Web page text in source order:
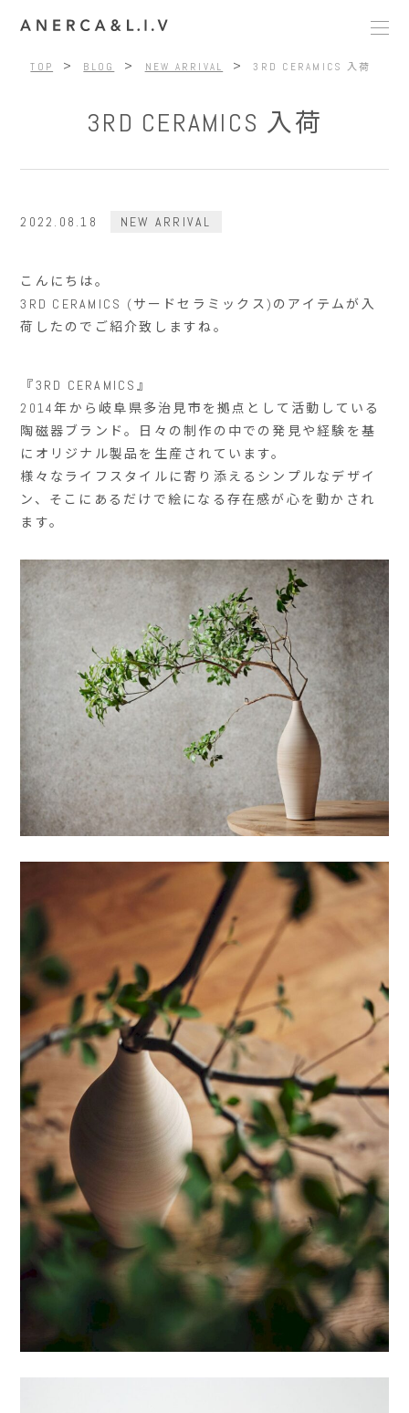
TOP > BLOG > NEW ARRIVAL > 3RD CERAMICS 入荷
3RD CERAMICS 入荷
2022.08.18 NEW ARRIVAL
こんにちは。
3RD CERAMICS (サードセラミックス)のアイテムが入
荷したのでご紹介致しますね。
『3RD CERAMICS』
2014年から岐阜県多治見市を拠点として活動している
陶磁器ブランド。日々の制作の中での発見や経験を基
にオリジナル製品を生産されています。
様々なライフスタイルに寄り添えるシンプルなデザイ
ン、そこにあるだけで絵になる存在感が心を動かされ
ます。